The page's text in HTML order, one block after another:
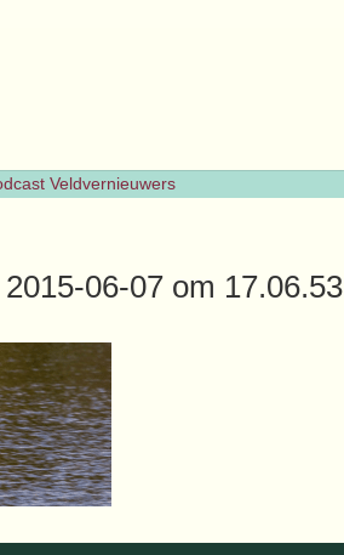
Veldvernieuwers
06-07 om 17.06.53